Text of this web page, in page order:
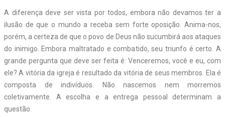
A diferença deve ser vista por todos, embora não devamos ter a
ilusão de que o mundo a receba sem forte oposição. Anima-nos,
porém, a certeza de que o povo de Deus não sucumbirá aos ataques
do inimigo. Embora maltratado e combatido, seu triunfo é certo. A
grande pergunta que deve ser feita é: Venceremos, você e eu, com
ele? A vitória da igreja é resultado da vitória de seus membros. Ela é
composta de indivíduos. Não nascemos nem morremos
coletivamente. A escolha e a entrega pessoal determinam a
questão.